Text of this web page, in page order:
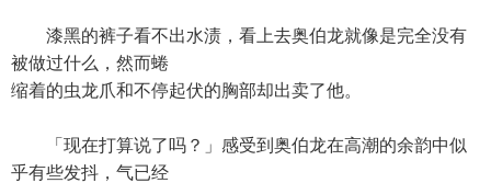
漆黑的裤子看不出水渍，看上去奥伯龙就像是完全没有
被做过什么，然而蜷
缩着的虫龙爪和不停起伏的胸部却出卖了他。
「现在打算说了吗？」感受到奥伯龙在高潮的余韵中似
乎有些发抖，气已经